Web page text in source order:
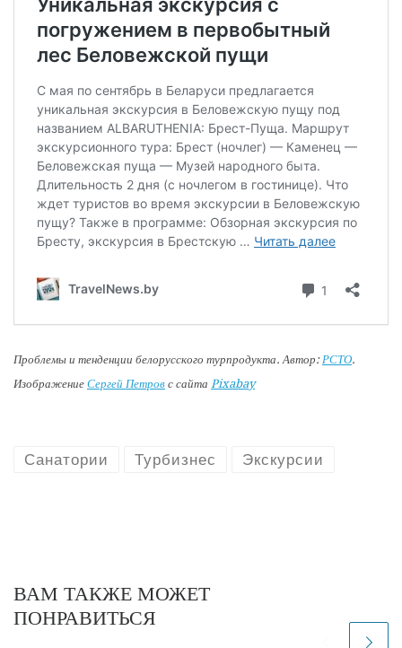
Проблемы и тенденции белорусского турпродукта. Автор:РСТО.
Изображение Сергей Петров с сайта Pixabay
Санатории Турбизнес Экскурсии
ВАМ ТАКЖЕ МОЖЕТ
ПОНРАВИТЬСЯ